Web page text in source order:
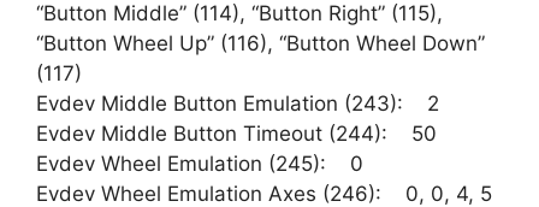
“Button Middle” (114), “Button Right” (115),
“Button Wheel Up” (116), “Button Wheel Down”
(117)
Evdev Middle Button Emulation (243): 2
Evdev Middle Button Timeout (244): 50
Evdev Wheel Emulation (245): 0
Evdev Wheel Emulation Axes (246): 0, 0, 4, 5